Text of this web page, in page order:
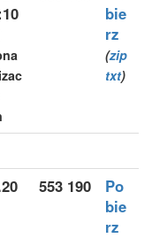
bie
rz
(zip
txt)
553 190
Po
bie
rz